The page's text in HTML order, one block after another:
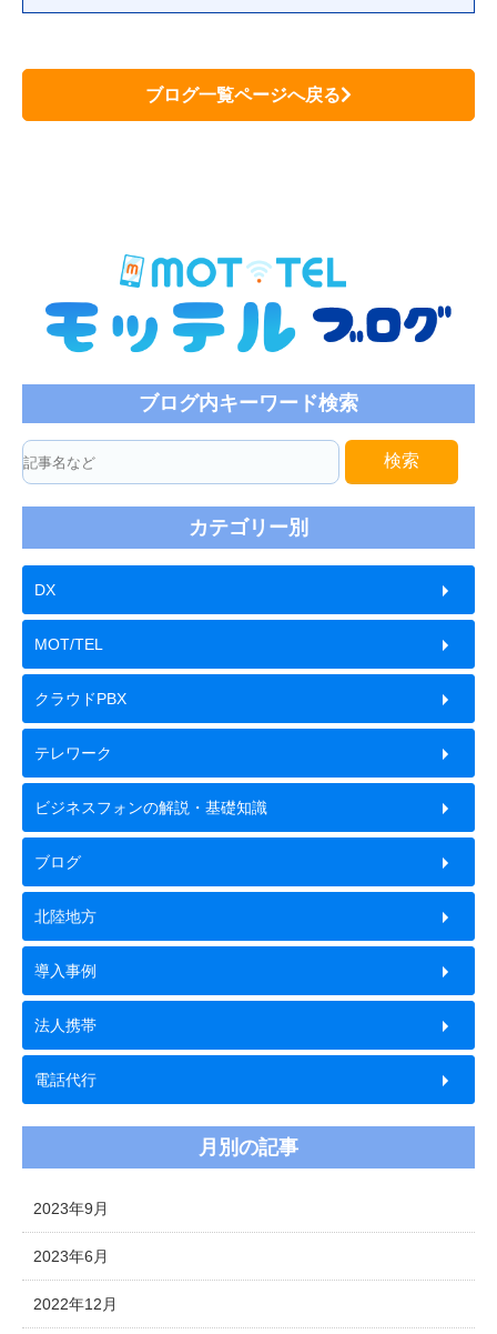
ブログ一覧ページへ戻る
ブログ内キーワード検索
検索
カテゴリー別
DX
MOT/TEL
クラウドPBX
テレワーク
ビジネスフォンの解説・基礎知識
ブログ
北陸地方
導入事例
法人携帯
電話代行
月別の記事
2023年9月
2023年6月
2022年12月